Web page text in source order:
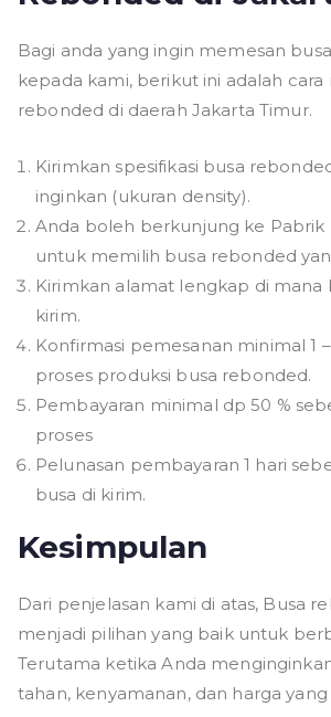
Bagi anda yang ingin memesan
kepada kami, berikut ini adalah
rebonded di daerah Jakarta Timur.
Kirimkan spesifikasi busa
inginkan (ukuran density).
Anda boleh berkunjung ke Pabrik
untuk memilih busa rebonded
Kirimkan alamat lengkap di mana
kirim.
Konfirmasi pemesanan minimal 1
proses produksi busa rebonded.
Pembayaran minimal dp 50 %
proses
Pelunasan pembayaran 1 hari
busa di kirim.
Kesimpulan
Dari penjelasan kami di atas, Busa
menjadi pilihan yang baik untuk
Terutama ketika Anda
tahan, kenyamanan, dan harga